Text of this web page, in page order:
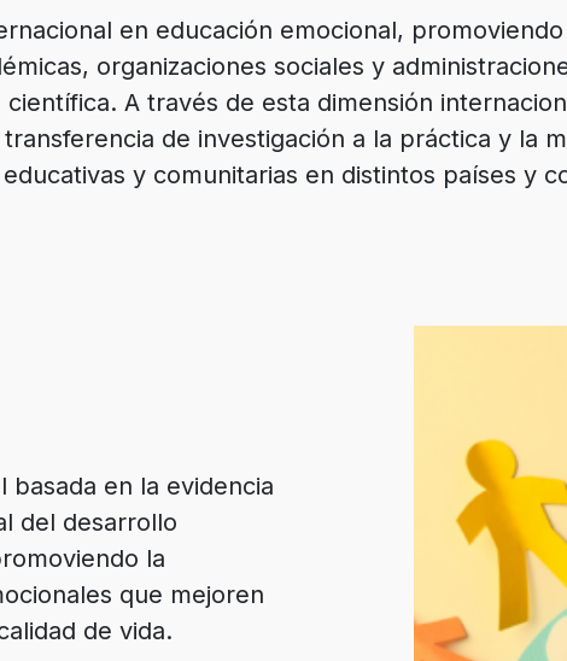
en educación emocional,
organizaciones sociales y
A través de esta dimensión
de investigación a la práctica y la
y comunitarias en distintos países y
basada en la evidencia
del desarrollo
la
que mejoren
de vida.